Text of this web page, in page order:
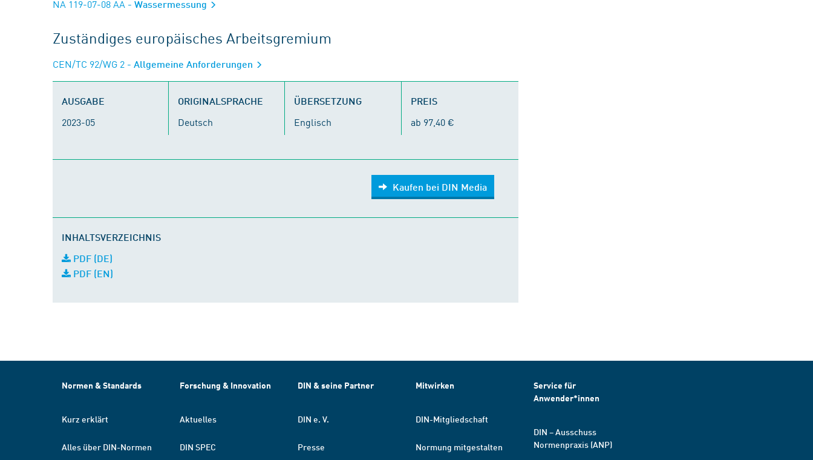
NA 119-07-08 AA - Wassermessung
Zuständiges europäisches Arbeitsgremium
CEN/TC 92/WG 2 - Allgemeine Anforderungen
AUSGABE
2023-05
ORIGINALSPRACHE
Deutsch
ÜBERSETZUNG
Englisch
PREIS
ab 97,40 €
Kaufen bei DIN Media
INHALTSVERZEICHNIS
PDF (DE)
PDF (EN)
Normen & Standards
Kurz erklärt
Alles über DIN-Normen
Forschung & Innovation
Aktuelles
DIN SPEC
DIN & seine Partner
DIN e. V.
Presse
Mitwirken
DIN-Mitgliedschaft
Normung mitgestalten
Service für
Anwender*innen
DIN – Ausschuss
Normenpraxis (ANP)